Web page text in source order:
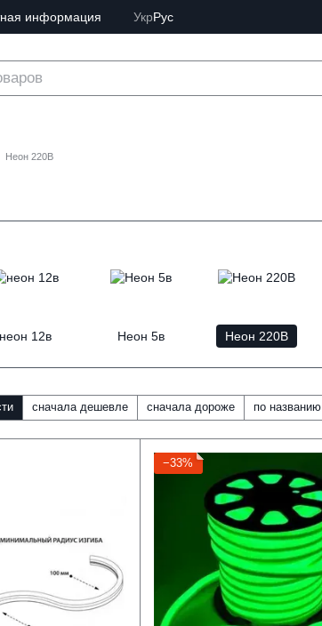
информация УкрРус
Неон 220В
неон 12в Неон 5в Неон 220В
сначала дешевле сначала дороже по названию
−33%